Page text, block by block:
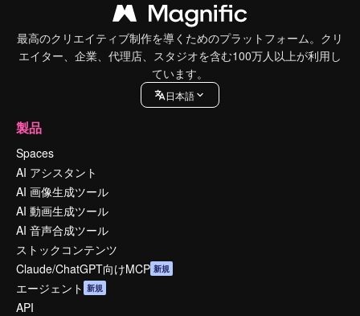
最高のクリエイティブ制作を導くためのプラットフォーム。クリ
エイター、企業、代理店、スタジオを含む100万人以上が利用し
ています。
日本語
製品
Spaces
AI アシスタント
AI 画像生成ツール
AI 動画生成ツール
AI 音声合成ツール
ストックコンテンツ
Claude/ChatGPT向けMCP 新規
エージェント 新規
API